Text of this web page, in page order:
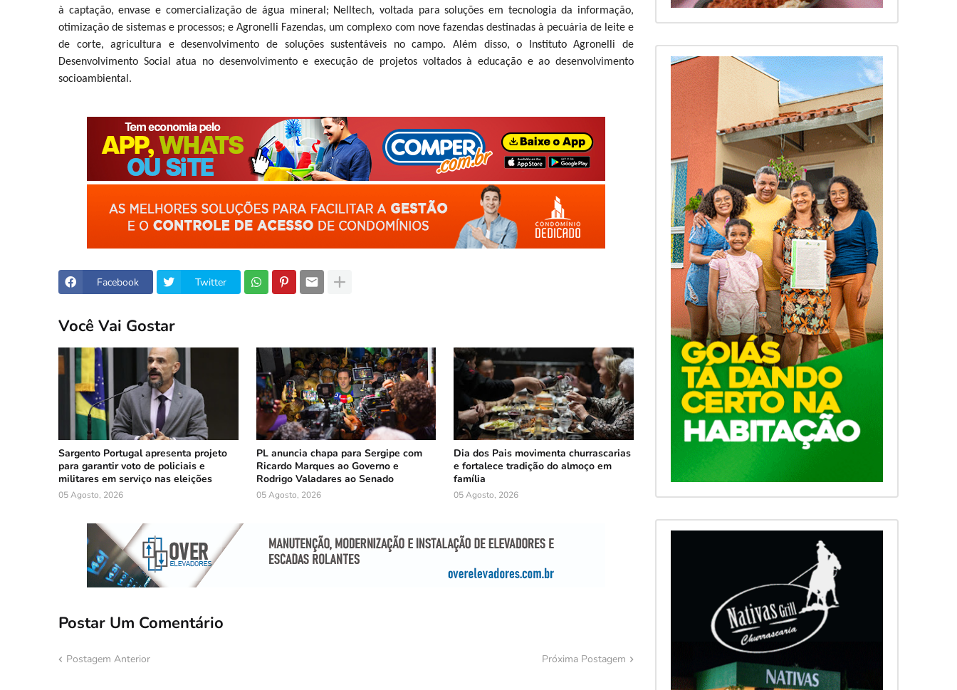
à captação, envase e comercialização de água mineral; Nelltech, voltada para soluções em tecnologia da informação,
otimização de sistemas e processos; e Agronelli Fazendas, um complexo com nove fazendas destinadas à pecuária de leite e
de corte, agricultura e desenvolvimento de soluções sustentáveis no campo. Além disso, o Instituto Agronelli de
Desenvolvimento Social atua no desenvolvimento e execução de projetos voltados à educação e ao desenvolvimento
socioambiental.
Facebook Twitter
Você Vai Gostar
Sargento Portugal apresenta projeto
para garantir voto de policiais e
militares em serviço nas eleições
05 Agosto, 2026
PL anuncia chapa para Sergipe com
Ricardo Marques ao Governo e
Rodrigo Valadares ao Senado
05 Agosto, 2026
Dia dos Pais movimenta churrascarias
e fortalece tradição do almoço em
família
05 Agosto, 2026
Postar Um Comentário
Postagem Anterior Próxima Postagem